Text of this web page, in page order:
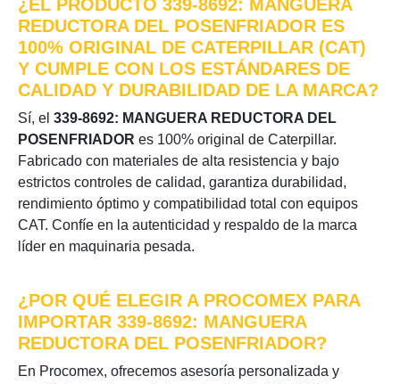
¿EL PRODUCTO 339-8692: MANGUERA
REDUCTORA DEL POSENFRIADOR ES
100% ORIGINAL DE CATERPILLAR (CAT)
Y CUMPLE CON LOS ESTÁNDARES DE
CALIDAD Y DURABILIDAD DE LA MARCA?
Sí, el 339-8692: MANGUERA REDUCTORA DEL
POSENFRIADOR es 100% original de Caterpillar.
Fabricado con materiales de alta resistencia y bajo
estrictos controles de calidad, garantiza durabilidad,
rendimiento óptimo y compatibilidad total con equipos
CAT. Confíe en la autenticidad y respaldo de la marca
líder en maquinaria pesada.
¿POR QUÉ ELEGIR A PROCOMEX PARA
IMPORTAR 339-8692: MANGUERA
REDUCTORA DEL POSENFRIADOR?
En Procomex, ofrecemos asesoría personalizada y